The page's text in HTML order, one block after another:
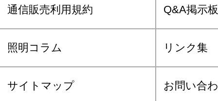
通信販売利用規約 Q&A掲示板
照明コラム リンク集
サイトマップ お問い合